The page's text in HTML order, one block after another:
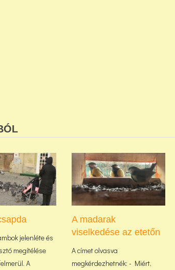
jelenléte és
megítélése
A
A madarak
viselkedése az etetőn
A címet olvasva
megkérdezhetnék: - Miért,